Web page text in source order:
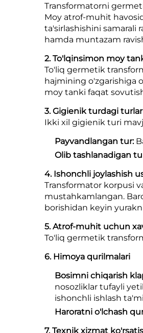
Transformatorni
Moy atrof-muhit
ta'sirlashishini samarali
hamda muntazam
2. To'lqinsimon moy
To'liq germetik
hajmining o'zgarishiga
moy tanki faqat
3. Gigienik turdagi
Ikki xil gigienik turi
Payvandlangan tur:
Olib tashlanadigan
4. Ishonchli joylashish
Transformator korpusi
mustahkamlangan.
borishidan keyin
5. Atrof-muhit uchun
To'liq germetik
6. Himoya qurilmalari
Bosimni chiqarish
nosozliklar tufayli
ishonchli ishlash
Haroratni o'lchash
7. Texnik xizmat